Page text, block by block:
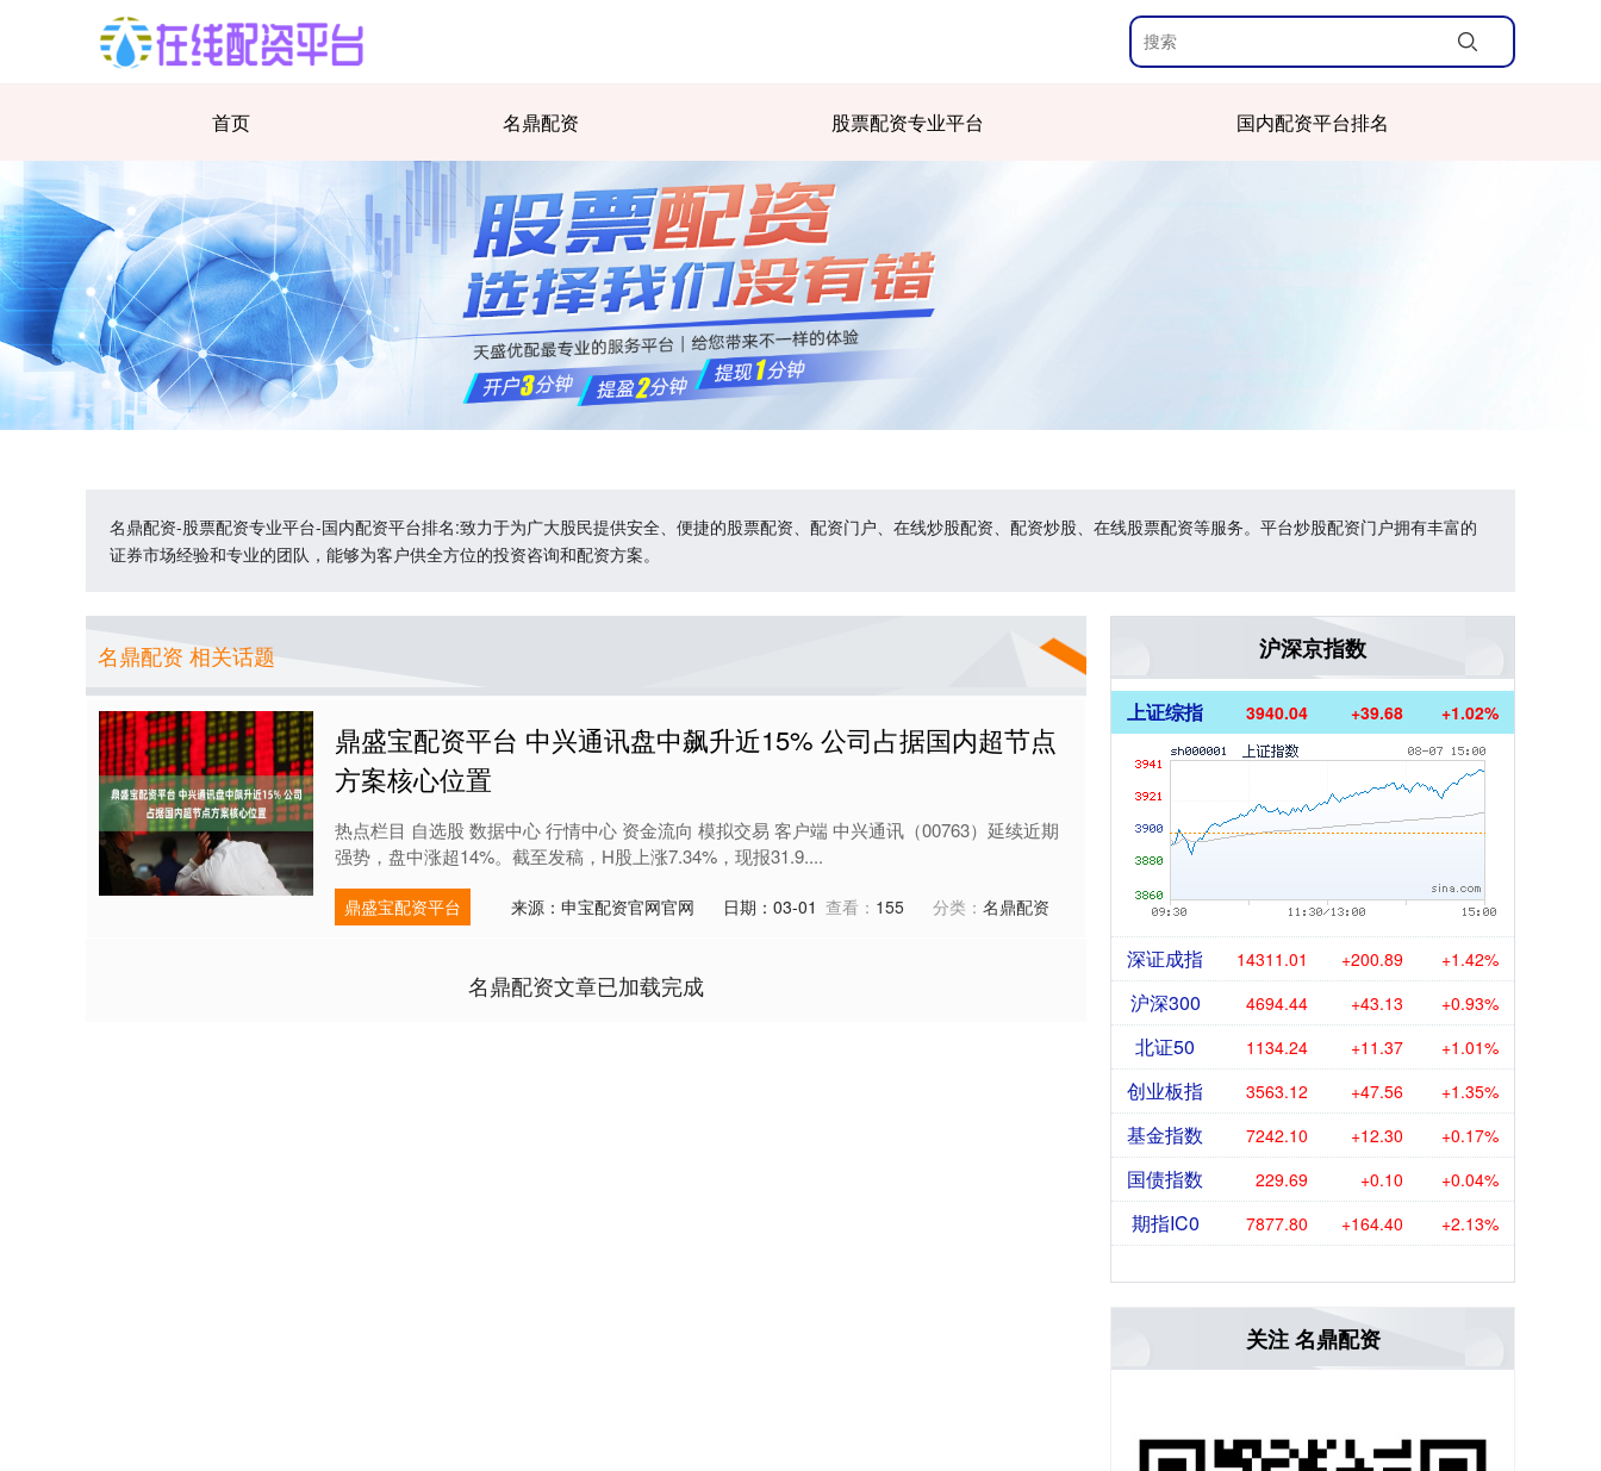
首页 名鼎配资 股票配资专业平台 国内配资平台排名
名鼎配资-股票配资专业平台-国内配资平台排名:致力于为广大股民提供安全、便捷的股票配资、配资门户、在线炒股配资、配资炒股、在线股票配资等服务。平台炒股配资门户拥有丰富的
证券市场经验和专业的团队，能够为客户供全方位的投资咨询和配资方案。
名鼎配资 相关话题
鼎盛宝配资平台 中兴通讯盘中飙升近15% 公司占据国内超节点
方案核心位置
热点栏目 自选股 数据中心 行情中心 资金流向 模拟交易 客户端 中兴通讯（00763）延续近期
强势，盘中涨超14%。截至发稿，H股上涨7.34%，现报31.9....
鼎盛宝配资平台 来源：申宝配资官网官网 日期：03-01 查看： 155 分类： 名鼎配资
名鼎配资文章已加载完成
沪深京指数
上证综指 3940.04 +39.68 +1.02%
深证成指 14311.01 +200.89 +1.42%
沪深300 4694.44 +43.13 +0.93%
北证50 1134.24 +11.37 +1.01%
创业板指 3563.12 +47.56 +1.35%
基金指数 7242.10 +12.30 +0.17%
国债指数 229.69 +0.10 +0.04%
期指IC0 7877.80 +164.40 +2.13%
关注 名鼎配资